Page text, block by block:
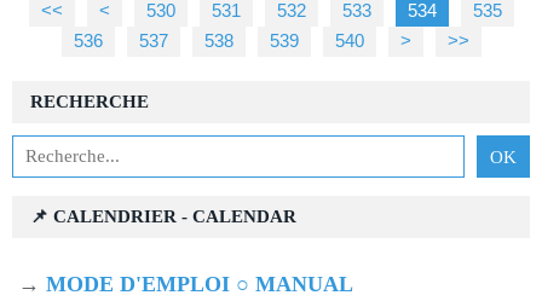
<< < 500
510
520
530 531 532 533 534
535
536
537 538 539 540 550
560
570
580
590
600
700
800
900
1000
> >>
RECHERCHE
📌 CALENDRIER - CALENDAR
→ MODE D'EMPLOI ○ MANUAL